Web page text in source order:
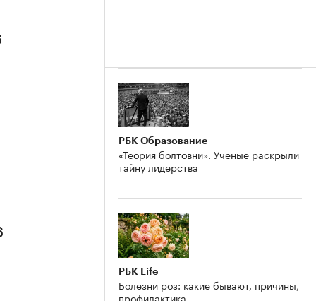
РБК Образование
«Теория болтовни». Ученые раскрыли
тайну лидерства
РБК Life
Болезни роз: какие бывают, причины,
профилактика